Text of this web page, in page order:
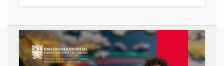
Movilidad
Estudiantil
Saliente
No.
03-